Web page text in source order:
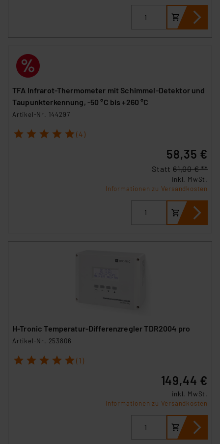
TFA Infrarot-Thermometer mit Schimmel-Detektor und
Taupunkterkennung, -50 °C bis +260 °C
Artikel-Nr. 144297
1 2 3 4 5 (4)
58,35 €
Statt 61,00 € **
inkl. MwSt.
Informationen zu Versandkosten
H-Tronic Temperatur-Differenzregler TDR2004 pro
Artikel-Nr. 253806
1 2 3 4 5 (1)
149,44 €
inkl. MwSt.
Informationen zu Versandkosten